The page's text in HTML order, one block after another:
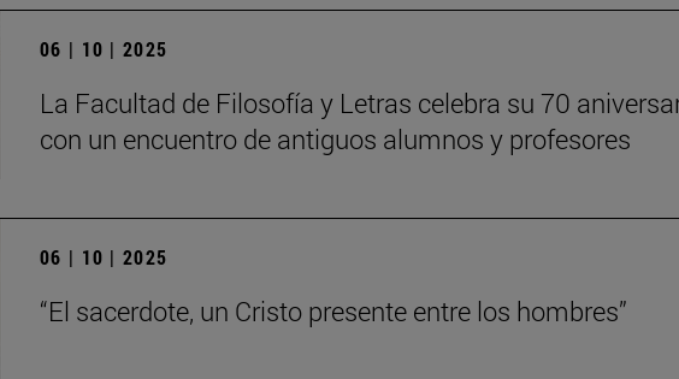
06 | 10 | 2025
La Facultad de Filosofía y Letras celebra su 70
con un encuentro de antiguos alumnos y profesores
06 | 10 | 2025
“El sacerdote, un Cristo presente entre los hombres”